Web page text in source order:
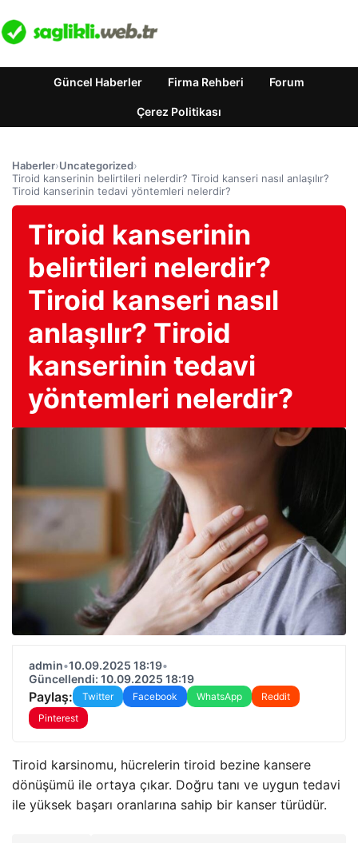
Güncel Haberler Firma Rehberi Forum
Çerez Politikası
Haberler›Uncategorized›
Tiroid kanserinin belirtileri nelerdir? Tiroid kanseri nasıl anlaşılır?
Tiroid kanserinin tedavi yöntemleri nelerdir?
Tiroid kanserinin
belirtileri nelerdir?
Tiroid kanseri nasıl
anlaşılır? Tiroid
kanserinin tedavi
yöntemleri nelerdir?
admin•10.09.2025 18:19•
Güncellendi: 10.09.2025 18:19
Paylaş: Twitter Facebook WhatsApp
Reddit
Pinterest
Tiroid karsinomu, hücrelerin tiroid bezine kansere
dönüşümü ile ortaya çıkar. Doğru tanı ve uygun tedavi
ile yüksek başarı oranlarına sahip bir kanser türüdür.